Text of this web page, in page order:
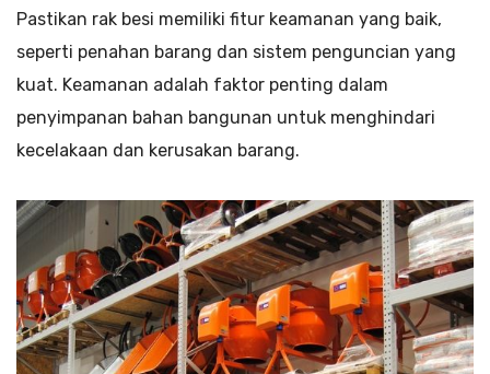
Pastikan rak besi memiliki fitur keamanan yang baik,
seperti penahan barang dan sistem penguncian yang
kuat. Keamanan adalah faktor penting dalam
penyimpanan bahan bangunan untuk menghindari
kecelakaan dan kerusakan barang.